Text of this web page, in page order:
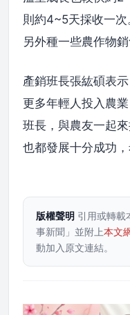
則約4~5天採收一
另外種一些農作物
產銷班長張紘碩表
更多年輕人投入農
班長，與農友一起
也都發展十分成功
版權聲明 引用或轉載
事新聞」並附上本文
動加入原文連結。